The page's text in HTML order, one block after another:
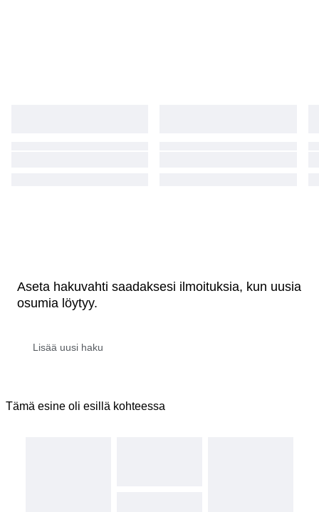
Aseta hakuvahti saadaksesi ilmoituksia, kun uusia
osumia löytyy.
Tämä esine oli esillä kohteessa